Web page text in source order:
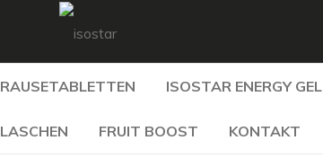
ISOSTAR ENERGY GEL
FRUIT BOOST KONTAKT